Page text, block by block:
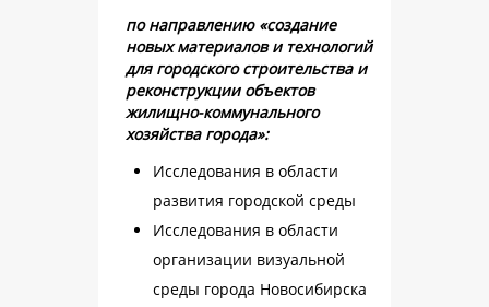
по направлению «создание
новых материалов и технологий
для городского строительства и
реконструкции объектов
жилищно-коммунального
хозяйства города»:
Исследования в области
развития городской среды
Исследования в области
организации визуальной
среды города Новосибирска